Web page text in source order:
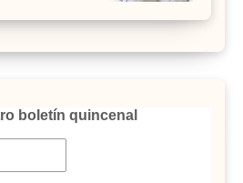
boletín quincenal